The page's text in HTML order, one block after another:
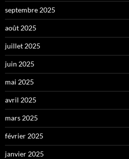
septembre 2025
août 2025
juillet 2025
juin 2025
mai 2025
avril 2025
mars 2025
février 2025
janvier 2025